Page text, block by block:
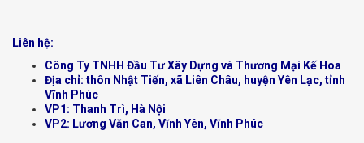
Liên hệ:
Công Ty TNHH Đầu Tư Xây Dựng và Thương Mại Kế Hoa
Địa chỉ: thôn Nhật Tiến, xã Liên Châu, huyện Yên Lạc, tỉnh
Vĩnh Phúc
VP1: Thanh Trì, Hà Nội
VP2: Lương Văn Can, Vĩnh Yên, Vĩnh Phúc